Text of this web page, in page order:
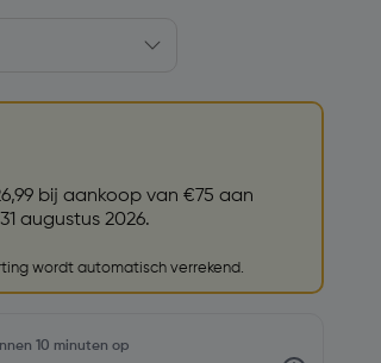
bij aankoop van €75 aan
augustus 2026.
wordt automatisch verrekend.
10 minuten op